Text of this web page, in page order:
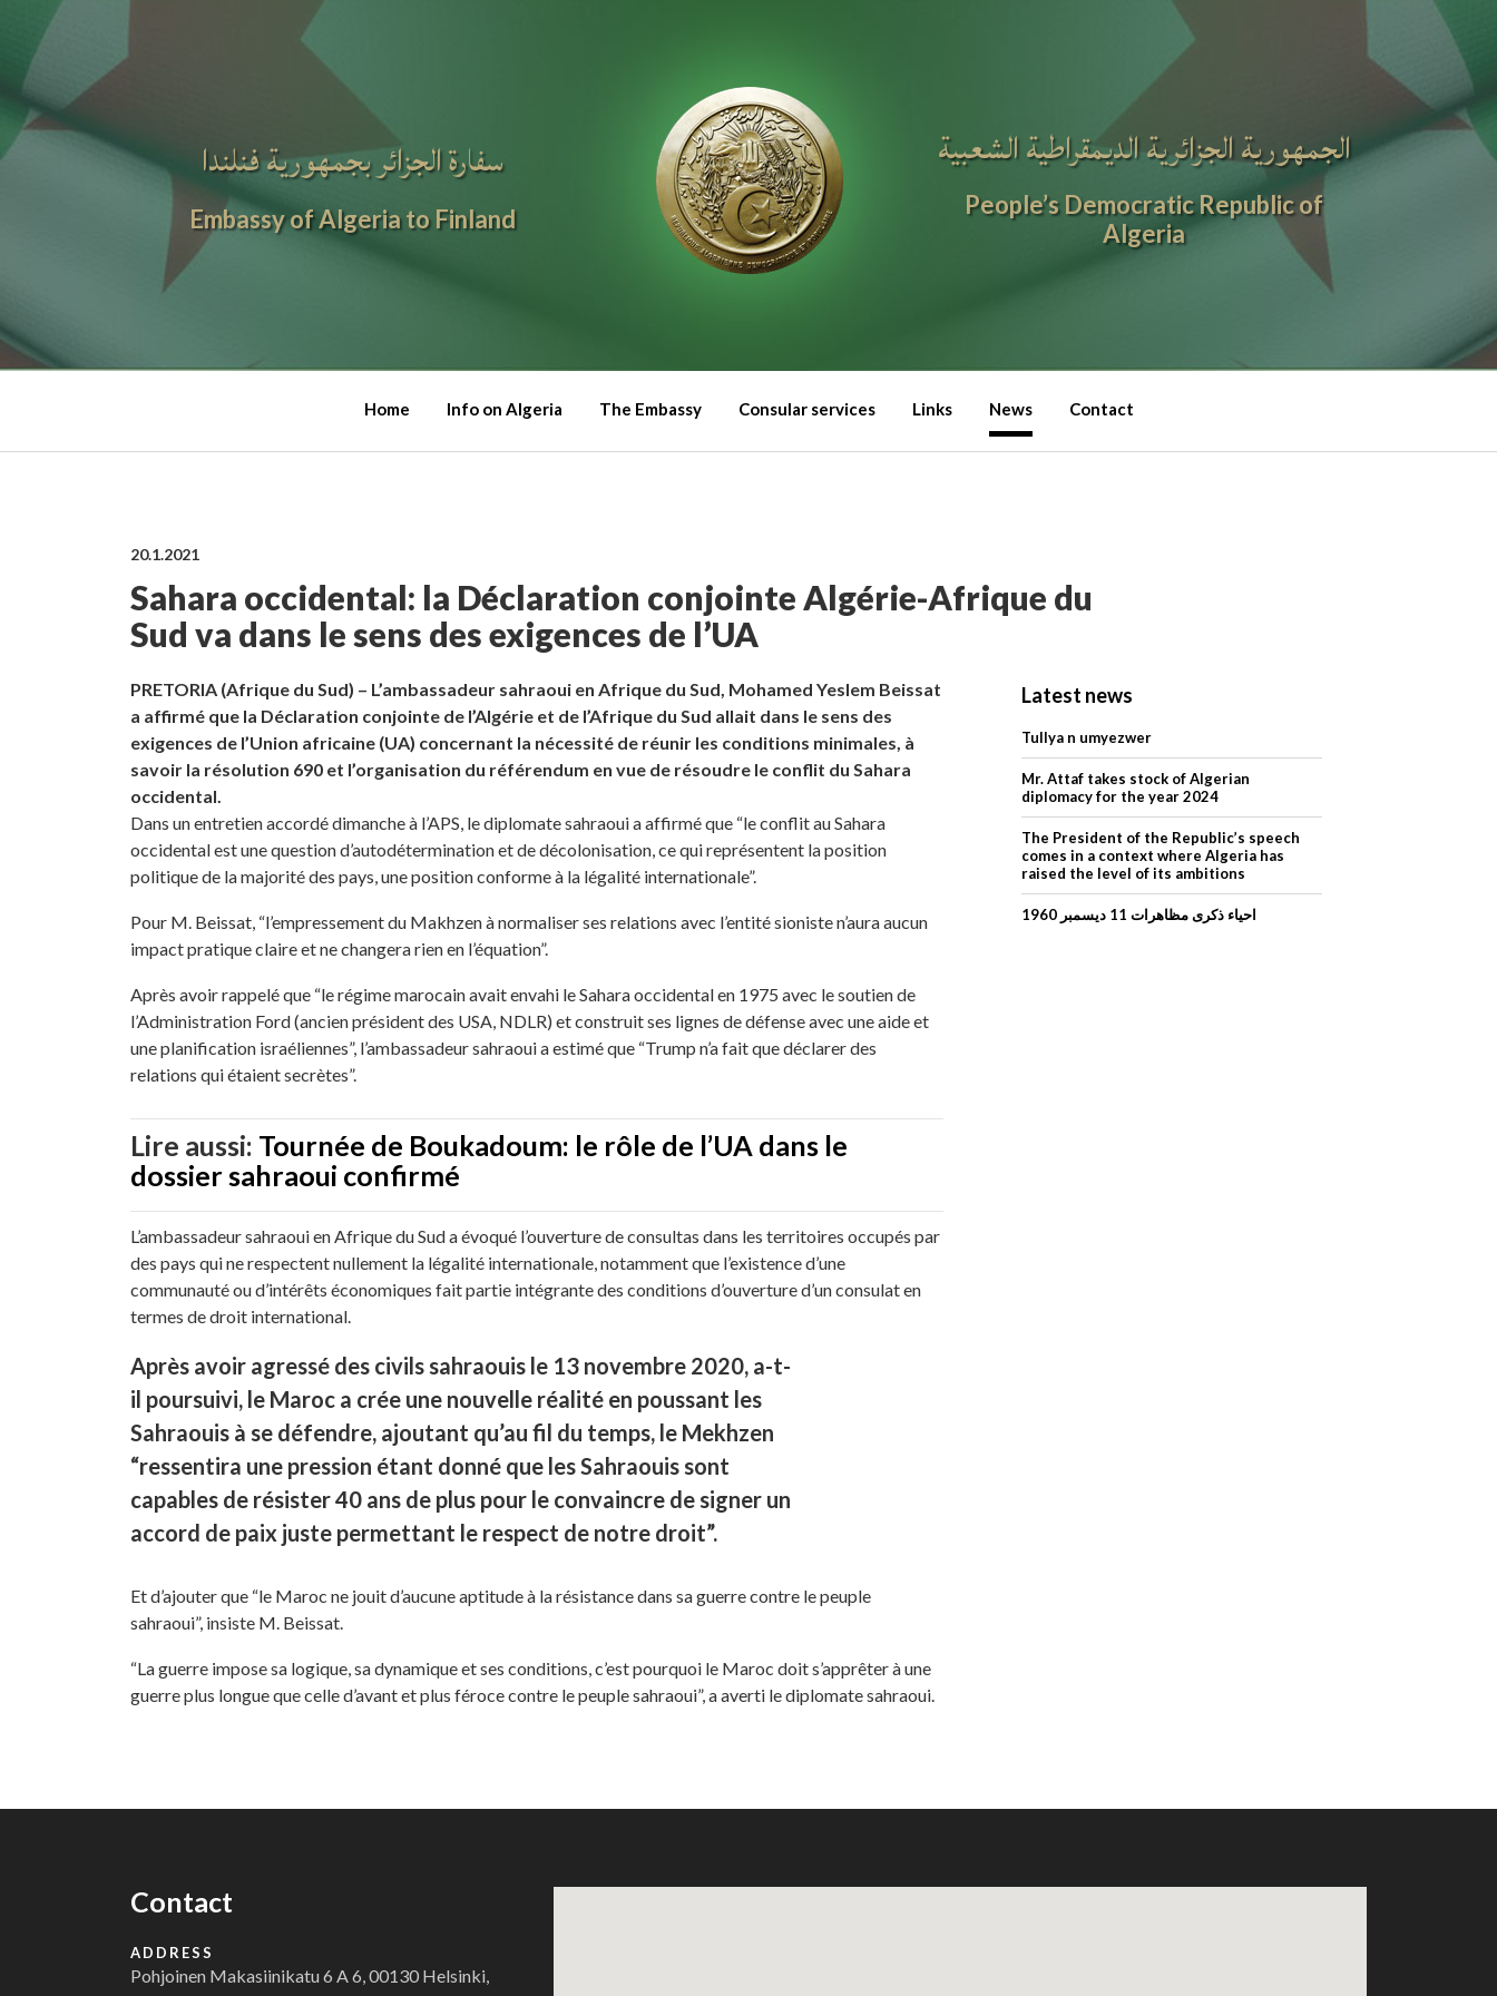
سفارة الجزائر بجمهورية فنلندا
Embassy of Algeria to Finland
الجمهورية الجزائرية الديمقراطية الشعبية
People’s Democratic Republic of
Algeria
Home Info on Algeria The Embassy Consular services Links News Contact
20.1.2021
Sahara occidental: la Déclaration conjointe Algérie-Afrique du
Sud va dans le sens des exigences de l’UA
PRETORIA (Afrique du Sud) – L’ambassadeur sahraoui en Afrique du Sud, Mohamed Yeslem Beissat
a affirmé que la Déclaration conjointe de l’Algérie et de l’Afrique du Sud allait dans le sens des
exigences de l’Union africaine (UA) concernant la nécessité de réunir les conditions minimales, à
savoir la résolution 690 et l’organisation du référendum en vue de résoudre le conflit du Sahara
occidental.
Dans un entretien accordé dimanche à l’APS, le diplomate sahraoui a affirmé que “le conflit au Sahara
occidental est une question d’autodétermination et de décolonisation, ce qui représentent la position
politique de la majorité des pays, une position conforme à la légalité internationale”.
Pour M. Beissat, “l’empressement du Makhzen à normaliser ses relations avec l’entité sioniste n’aura aucun
impact pratique claire et ne changera rien en l’équation”.
Après avoir rappelé que “le régime marocain avait envahi le Sahara occidental en 1975 avec le soutien de
l’Administration Ford (ancien président des USA, NDLR) et construit ses lignes de défense avec une aide et
une planification israéliennes”, l’ambassadeur sahraoui a estimé que “Trump n’a fait que déclarer des
relations qui étaient secrètes”.
Lire aussi: Tournée de Boukadoum: le rôle de l’UA dans le
dossier sahraoui confirmé
L’ambassadeur sahraoui en Afrique du Sud a évoqué l’ouverture de consultas dans les territoires occupés par
des pays qui ne respectent nullement la légalité internationale, notamment que l’existence d’une
communauté ou d’intérêts économiques fait partie intégrante des conditions d’ouverture d’un consulat en
termes de droit international.
Après avoir agressé des civils sahraouis le 13 novembre 2020, a-t-
il poursuivi, le Maroc a crée une nouvelle réalité en poussant les
Sahraouis à se défendre, ajoutant qu’au fil du temps, le Mekhzen
“ressentira une pression étant donné que les Sahraouis sont
capables de résister 40 ans de plus pour le convaincre de signer un
accord de paix juste permettant le respect de notre droit”.
Et d’ajouter que “le Maroc ne jouit d’aucune aptitude à la résistance dans sa guerre contre le peuple
sahraoui”, insiste M. Beissat.
“La guerre impose sa logique, sa dynamique et ses conditions, c’est pourquoi le Maroc doit s’apprêter à une
guerre plus longue que celle d’avant et plus féroce contre le peuple sahraoui”, a averti le diplomate sahraoui.
Latest news
Tullya n umyezwer
Mr. Attaf takes stock of Algerian
diplomacy for the year 2024
The President of the Republic’s speech
comes in a context where Algeria has
raised the level of its ambitions
احياء ذكرى مظاهرات 11 ديسمبر 1960
Contact
ADDRESS
Pohjoinen Makasiinikatu 6 A 6, 00130 Helsinki,